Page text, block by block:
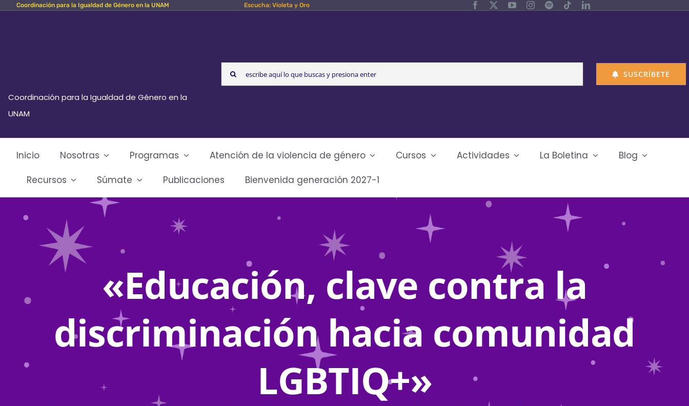
Skip Coordinación para la Igualdad de Género en la UNAM Escucha: Violeta y Oro
Coordinación para la Igualdad de Género en la
UNAM
Search
for:
SUSCRÍBETE
Inicio Nosotras Programas Atención de la violencia de género Cursos Actividades La Boletina
Blog
Recursos
Súmate Publicaciones Bienvenida generación 2027-1
«Educación, clave contra la
discriminación hacia comunidad
LGBTIQ+»